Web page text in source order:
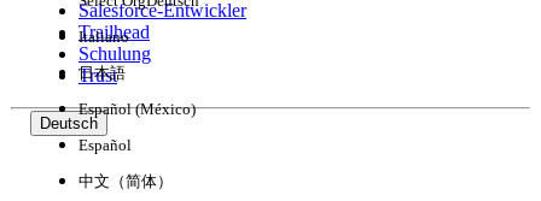
Erfahrung
Salesforce-Entwickler
Trailhead
Schulung
Trust
Deutsch
Italiano
日本語
Español (México)
Español
中文（简体）